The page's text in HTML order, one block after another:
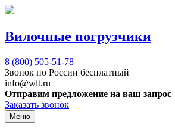
Вилочные погрузчики
8 (800) 505-51-78
Звонок по России бесплатный
info@wlt.ru
Отправим предложение на ваш запрос
Заказать звонок
Меню